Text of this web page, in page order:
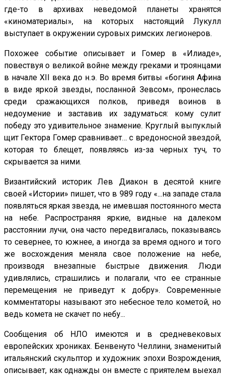
где-то в архивах неведомой планеты хранятся
«киноматериалы», на которых настоящий Лукулл
выступает в окружении суровых римских легионеров.
Похожее событие описывает и Гомер в «Илиаде»,
повествуя о великой войне между греками и троянцами
в начале XII века до н.э. Во время битвы «богиня Афина
в виде яркой звезды, посланной Зевсом», пронеслась
среди сражающихся полков, приведя воинов в
недоумение и заставив их задуматься: кому сулит
победу это удивительное знамение. Круглый выпуклый
щит Гектора Гомер сравнивает… с вредоносной звездой,
которая то блещет, появляясь из-за черных туч, то
скрывается за ними.
Византийский историк Лев Диакон в десятой книге
своей «Истории» пишет, что в 989 году «...на западе стала
появляться яркая звезда, не имевшая постоянного места
на небе. Распространяя яркие, видные на далеком
расстоянии лучи, она часто передвигалась, показываясь
то севернее, то южнее, а иногда за время одного и того
же восхождения меняла свое положение на небе,
производя внезапные быстрые движения. Люди
удивлялись, страшились и полагали, что ее странные
перемещения не приведут к добру». Современные
комментаторы называют это небесное тело кометой, но
ведь комета не скачет по небу...
Сообщения об НЛО имеются и в средневековых
европейских хрониках. Бенвенуто Челлини, знаменитый
итальянский скульптор и художник эпохи Возрождения,
описывает, как однажды он вместе с приятелем выехал